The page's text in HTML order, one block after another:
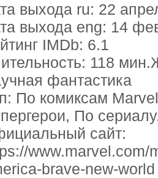
выхода ru: 22
выхода eng: 14
IMDb: 6.1
118
фантастика
По комиксам
По
сайт:
www.marvel.com/
brave-new-world